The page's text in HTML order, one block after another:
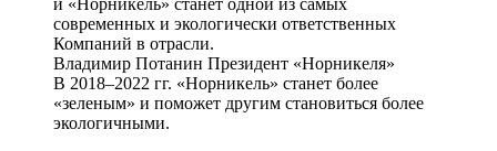
современных и экологически ответственных
Компаний в отрасли.
Владимир Потанин Президент «Норникеля»
В 2018–2022 гг. «Норникель» станет более
«зеленым» и поможет другим становиться более
экологичными.